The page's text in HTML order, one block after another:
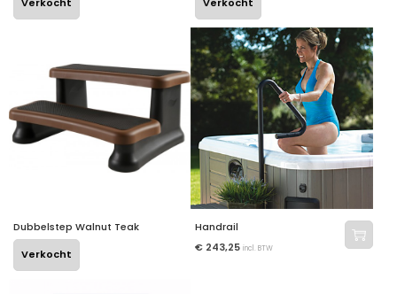
Dubbelstep Walnut Teak
Verkocht
Handrail
€ 243,25 incl. BTW